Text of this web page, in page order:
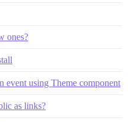
ones?
event using Theme component
as links?